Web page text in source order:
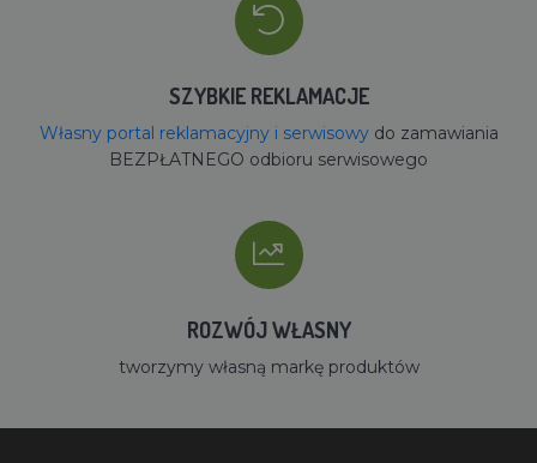
SZYBKIE REKLAMACJE
Własny portal reklamacyjny i serwisowydo zamawiania
BEZPŁATNEGO odbioru serwisowego
ROZWÓJ WŁASNY
tworzymy własną markę produktów